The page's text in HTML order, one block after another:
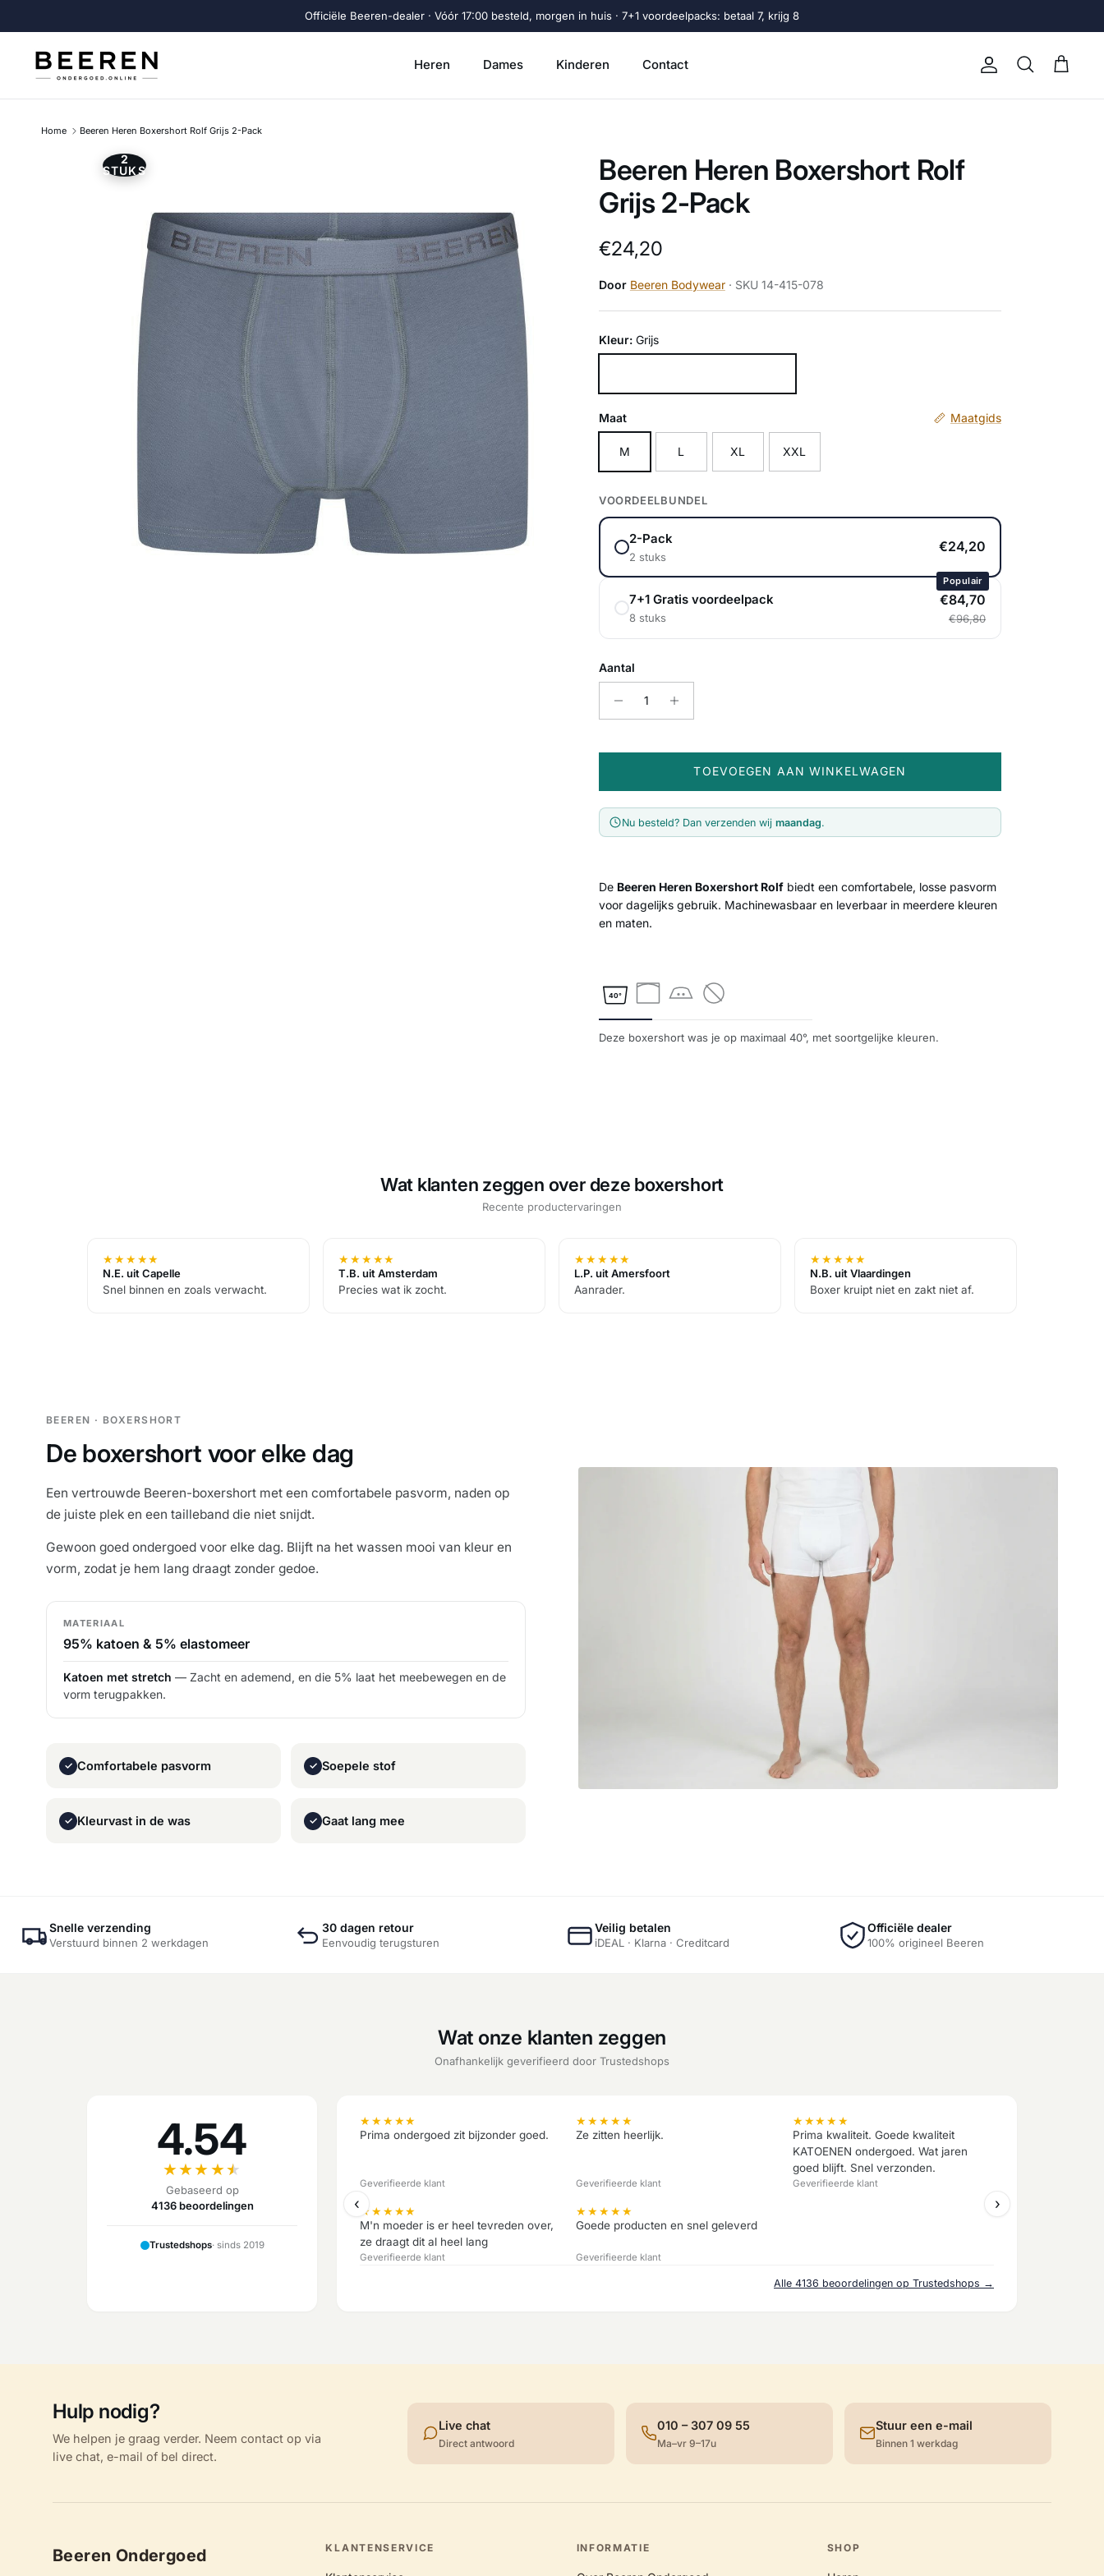
Officiële Beeren-dealer · Vóór 17:00 besteld, morgen in huis · 7+1 voordeelpacks: betaal 7, krijg 8
Heren Dames Kinderen Contact Account
Zoeken
Home Beeren Heren Boxershort Rolf Grijs 2-Pack
Ga direct naar productinformatie
2
STUKS
Beeren Heren Boxershort Rolf
Grijs 2-Pack
Reguliere prijs
€24,20
Door Beeren Bodywear · SKU 14-415-078
Kleur: Grijs
Maat Maatgids
M L XL XXL
VOORDEELBUNDEL
2-Pack
2 stuks
€24,20
Populair
7+1 Gratis voordeelpack
8 stuks
€84,70
€96,80
Aantal
TOEVOEGEN AAN WINKELWAGEN
Nu besteld? Dan verzenden wij maandag.
De Beeren Heren Boxershort Rolfbiedt een comfortabele, losse pasvorm
voor dagelijks gebruik. Machinewasbaar en leverbaar in meerdere kleuren
en maten.
40°
Deze boxershort was je op maximaal 40°, met soortgelijke kleuren.
Wat klanten zeggen over deze boxershort
Recente productervaringen
★★★★★
N.E. uit Capelle
Snel binnen en zoals verwacht.
★★★★★
T.B. uit Amsterdam
Precies wat ik zocht.
★★★★★
L.P. uit Amersfoort
Aanrader.
★★★★★
N.B. uit Vlaardingen
Boxer kruipt niet en zakt niet af.
BEEREN · BOXERSHORT
De boxershort voor elke dag
Een vertrouwde Beeren-boxershort met een comfortabele pasvorm, naden op
de juiste plek en een tailleband die niet snijdt.
Gewoon goed ondergoed voor elke dag. Blijft na het wassen mooi van kleur en
vorm, zodat je hem lang draagt zonder gedoe.
MATERIAAL
95% katoen & 5% elastomeer
Katoen met stretch — Zacht en ademend, en die 5% laat het meebewegen en de
vorm terugpakken.
✓ Comfortabele pasvorm ✓ Soepele stof
✓ Kleurvast in de was ✓ Gaat lang mee
Snelle verzending
Verstuurd binnen 2 werkdagen
30 dagen retour
Eenvoudig terugsturen
Veilig betalen
iDEAL · Klarna · Creditcard
Officiële dealer
100% origineel Beeren
Wat onze klanten zeggen
Onafhankelijk geverifieerd door Trustedshops
4.54
★★★★★
Gebaseerd op
4136 beoordelingen
Trustedshops· sinds 2019
★★★★★
Prima ondergoed zit bijzonder goed.
Geverifieerde klant
★★★★★
Ze zitten heerlijk.
Geverifieerde klant
★★★★★
Prima kwaliteit. Goede kwaliteit
KATOENEN ondergoed. Wat jaren
goed blijft. Snel verzonden.
Geverifieerde klant
★★★★★
M'n moeder is er heel tevreden over,
ze draagt dit al heel lang
Geverifieerde klant
★★★★★
Goede producten en snel geleverd
Geverifieerde klant
‹ ›
Alle 4136 beoordelingen op Trustedshops →
Hulp nodig?
We helpen je graag verder. Neem contact op via
live chat, e-mail of bel direct.
Live chat
Direct antwoord
010 – 307 09 55
Ma–vr 9–17u
Stuur een e-mail
Binnen 1 werkdag
Beeren Ondergoed KLANTENSERVICE INFORMATIE SHOP